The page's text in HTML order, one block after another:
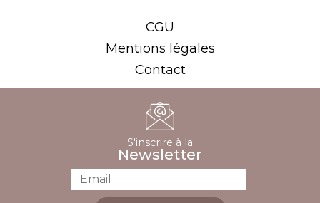
CGU
Mentions légales
Contact
S'inscrire à la
Newsletter